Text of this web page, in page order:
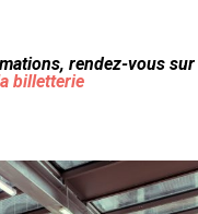
rendez-vous sur
billetterie